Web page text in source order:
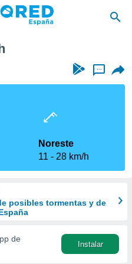
...
Noreste
11
28 km/h
posibles tormentas y de
de
Instalar